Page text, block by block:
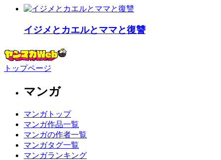
イジメとカエルとママと復讐
トップページ
マンガ
マンガトップ
マンガ作品一覧
マンガの作者一覧
マンガタグ一覧
マンガランキング